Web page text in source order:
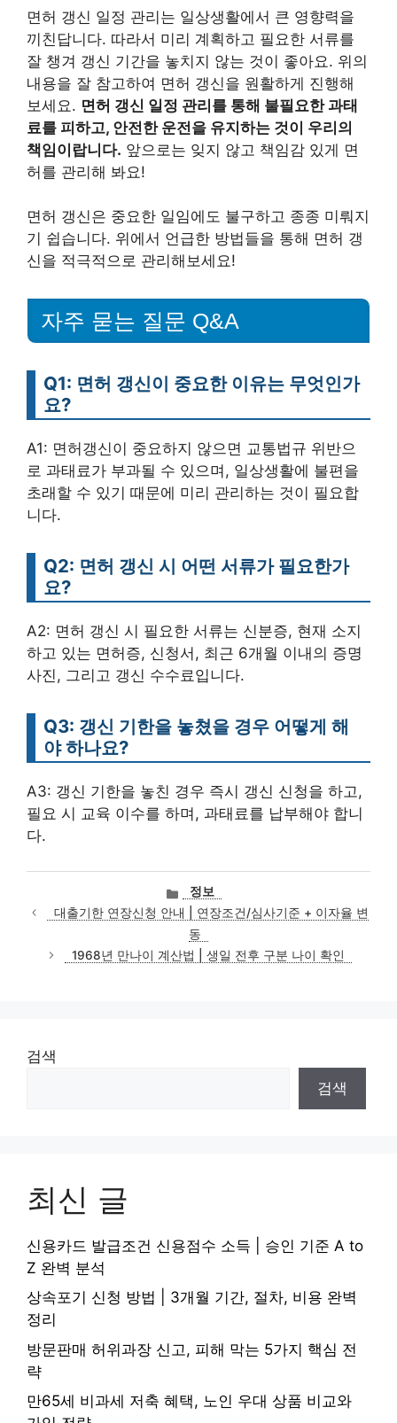
면허 갱신 일정 관리는 일상생활에서 큰 영향력을
끼친답니다. 따라서 미리 계획하고 필요한 서류를
잘 챙겨 갱신 기간을 놓치지 않는 것이 좋아요. 위의
내용을 잘 참고하여 면허 갱신을 원활하게 진행해
보세요. 면허 갱신 일정 관리를 통해 불필요한 과태
료를 피하고, 안전한 운전을 유지하는 것이 우리의
책임이랍니다. 앞으로는 잊지 않고 책임감 있게 면
허를 관리해 봐요!
면허 갱신은 중요한 일임에도 불구하고 종종 미뤄지
기 쉽습니다. 위에서 언급한 방법들을 통해 면허 갱
신을 적극적으로 관리해보세요!
자주 묻는 질문 Q&A
Q1: 면허 갱신이 중요한 이유는 무엇인가
요?
A1: 면허갱신이 중요하지 않으면 교통법규 위반으
로 과태료가 부과될 수 있으며, 일상생활에 불편을
초래할 수 있기 때문에 미리 관리하는 것이 필요합
니다.
Q2: 면허 갱신 시 어떤 서류가 필요한가
요?
A2: 면허 갱신 시 필요한 서류는 신분증, 현재 소지
하고 있는 면허증, 신청서, 최근 6개월 이내의 증명
사진, 그리고 갱신 수수료입니다.
Q3: 갱신 기한을 놓쳤을 경우 어떻게 해
야 하나요?
A3: 갱신 기한을 놓친 경우 즉시 갱신 신청을 하고,
필요 시 교육 이수를 하며, 과태료를 납부해야 합니
다.
카
테
고
리
정보
대출기한 연장신청 안내 | 연장조건/심사기준 + 이자율 변
동
1968년 만나이 계산법 | 생일 전후 구분 나이 확인
검색
검색
최신 글
신용카드 발급조건 신용점수 소득 | 승인 기준 A to
Z 완벽 분석
상속포기 신청 방법 | 3개월 기간, 절차, 비용 완벽
정리
방문판매 허위과장 신고, 피해 막는 5가지 핵심 전
략
만65세 비과세 저축 혜택, 노인 우대 상품 비교와